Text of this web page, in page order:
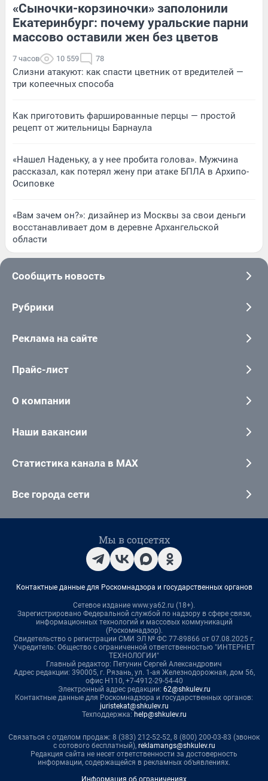
«Сыночки-корзиночки» заполонили
Екатеринбург: почему уральские парни
массово оставили жен без цветов
7 часов 10 559 78
Слизни атакуют: как спасти цветник от вредителей —
три копеечных способа
Как приготовить фаршированные перцы — простой
рецепт от жительницы Барнаула
«Нашел Наденьку, а у нее пробита голова». Мужчина
рассказал, как потерял жену при атаке БПЛА в Архипо-
Осиповке
«Вам зачем он?»: дизайнер из Москвы за свои деньги
восстанавливает дом в деревне Архангельской
области
Сообщить новость
Рубрики
Реклама на сайте
Прайс-лист
О компании
Наши вакансии
Статистика канала в MAX
Все города сети
Мы в соцсетях
Контактные данные для Роскомнадзора и государственных органов
Сетевое издание www.ya62.ru (18+).
Зарегистрировано Федеральной службой по надзору в сфере связи,
информационных технологий и массовых коммуникаций
(Роскомнадзор).
Свидетельство о регистрации СМИ ЭЛ № ФС 77-89866 от 07.08.2025 г.
Учредитель: Общество с ограниченной ответственностью "ИНТЕРНЕТ
ТЕХНОЛОГИИ"
Главный редактор: Петунин Сергей Александрович
Адрес редакции: 390005, г. Рязань, ул. 1-ая Железнодорожная, дом 56,
офис Н110, +7-4912-29-54-40
Электронный адрес редакции: 62@shkulev.ru
Контактные данные для Роскомнадзора и государственных органов:
juristekat@shkulev.ru
Техподдержка: help@shkulev.ru
Связаться с отделом продаж: 8 (383) 212-52-52, 8 (800) 200-03-83 (звонок
с сотового бесплатный), reklamangs@shkulev.ru
Редакция сайта не несет ответственности за достоверность
информации, содержащейся в рекламных объявлениях.
Информация об ограничениях